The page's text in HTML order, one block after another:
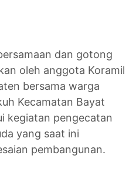
dan gotong
oleh anggota Koramil
bersama warga
Kecamatan Bayat
kegiatan pengecatan
yang saat ini
pembangunan.